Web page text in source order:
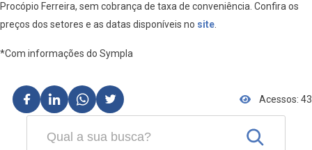
Procópio Ferreira, sem cobrança de taxa de conveniência. Confira os
preços dos setores e as datas disponíveis no site.
*Com informações do Sympla
Acessos: 43